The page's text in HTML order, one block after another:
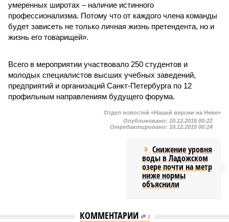
умеренных широтах – наличие истинного
профессионализма. Потому что от каждого члена команды
будет зависеть не только личная жизнь претендента, но и
жизнь его товарищей».
Всего в мероприятии участвовало 250 студентов и
молодых специалистов высших учебных заведений,
предприятий и организаций Санкт-Петербурга по 12
профильным направлениям будущего форума.
Отдел новостей «Нашей версии на Неве»
Опубликовано: 10.12.2015 00:22
Отредактировано: 10.12.2015 00:24
Снижение уровня
воды в Ладожском
озере почти на метр
ниже нормы
объяснили
КОММЕНТАРИИ 0